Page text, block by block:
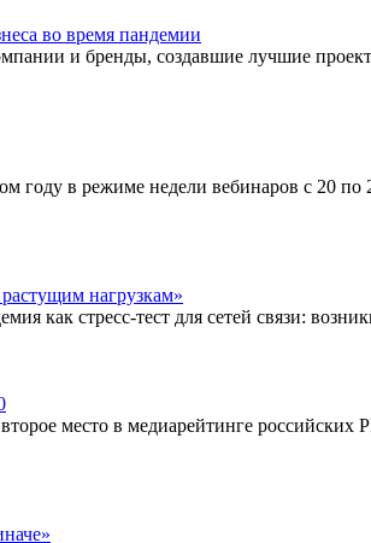
во время пандемии
и бренды, создавшие лучшие
году в режиме недели вебинаров с 20
нагрузкам»
как стресс-тест для сетей связи:
место в медиарейтинге российских